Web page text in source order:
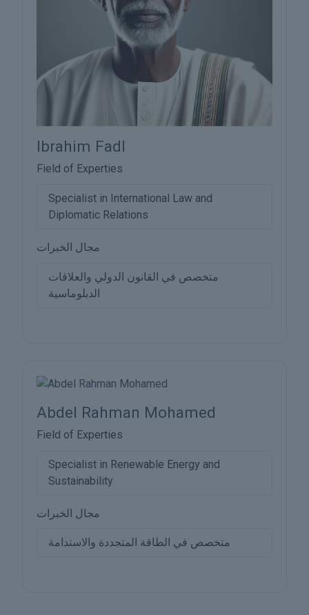
Ibrahim Fadl
Field of Experties
Specialist in International Law and
Diplomatic Relations
مجال الخبرات
متخصص في القانون الدولي والعلاقات
الدبلوماسية
Abdel Rahman Mohamed
Field of Experties
Specialist in Renewable Energy and
Sustainability
مجال الخبرات
متخصص في الطاقة المتجددة والاستدامة